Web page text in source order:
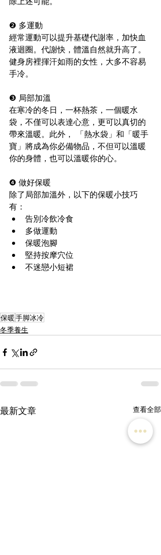
❷​ 多運動
經常運動可以提升基礎代謝率，加快血
液迴圈。代謝快，體溫自然就升高了。
健身房裡揮汗如雨的女性，大多不容易
手冷。
❸​ 局部加溫
在寒冷的冬日，一杯熱茶，一個暖水
袋，不僅可以表達心意，更可以真切的
帶來溫暖。此外， 「熱水袋」和「暖手
寶」將成為你必備物品，不但可以溫暖
你的身體，也可以溫暖你的心。
❹​ 做好保暖
除了局部加溫外，以下的保暖小技巧
有：
告別冷飲冷食
多做運動
保暖泡腳
堅持按摩穴位
不迷戀小短裙
保暖手脚冰冷
冬季養生
最新文章 查看全部